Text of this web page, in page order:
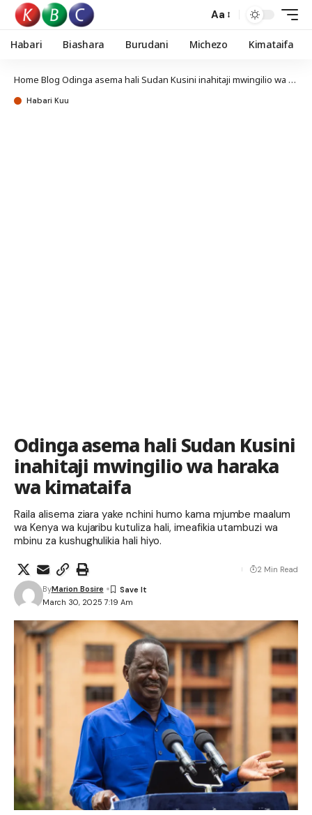
Aa
Habari Biashara Burudani Michezo Kimataifa
Home Blog Odinga asema hali Sudan Kusini inahitaji mwingilio wa haraka wa kimataifa
Habari Kuu
Odinga asema hali Sudan Kusini
inahitaji mwingilio wa haraka
wa kimataifa
Raila alisema ziara yake nchini humo kama mjumbe maalum
wa Kenya wa kujaribu kutuliza hali, imeafikia utambuzi wa
mbinu za kushughulikia hali hiyo.
March 30, 2025 7:19 Am
ByMarion Bosire
2 Min Read